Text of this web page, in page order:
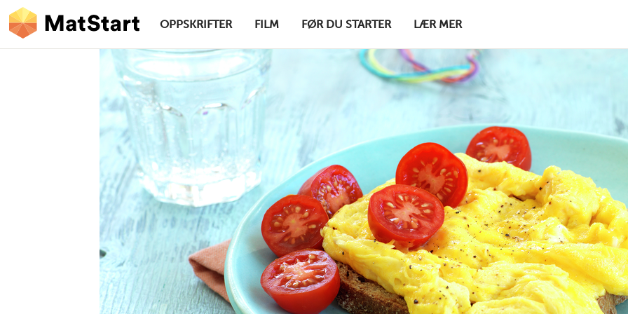
Hopp til hovedinnhold
hovednavigasjonsskrivebordsversjon
OPPSKRIFTER FILM FØR DU STARTER LÆR MER